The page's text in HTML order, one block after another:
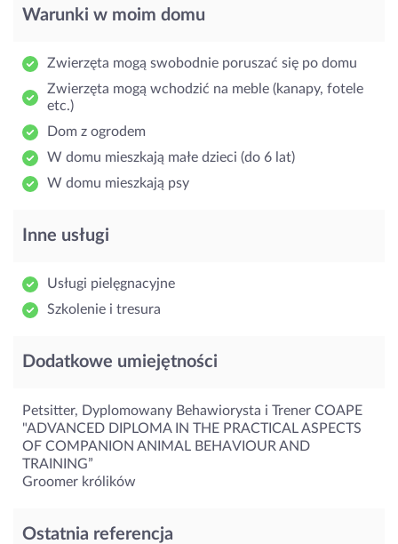
Warunki w moim domu
Zwierzęta mogą swobodnie poruszać się po domu
Zwierzęta mogą wchodzić na meble (kanapy, fotele
etc.)
Dom z ogrodem
W domu mieszkają małe dzieci (do 6 lat)
W domu mieszkają psy
Inne usługi
Usługi pielęgnacyjne
Szkolenie i tresura
Dodatkowe umiejętności
Petsitter, Dyplomowany Behawiorysta i Trener COAPE
"ADVANCED DIPLOMA IN THE PRACTICAL ASPECTS
OF COMPANION ANIMAL BEHAVIOUR AND
TRAINING”
Groomer królików
Ostatnia referencja